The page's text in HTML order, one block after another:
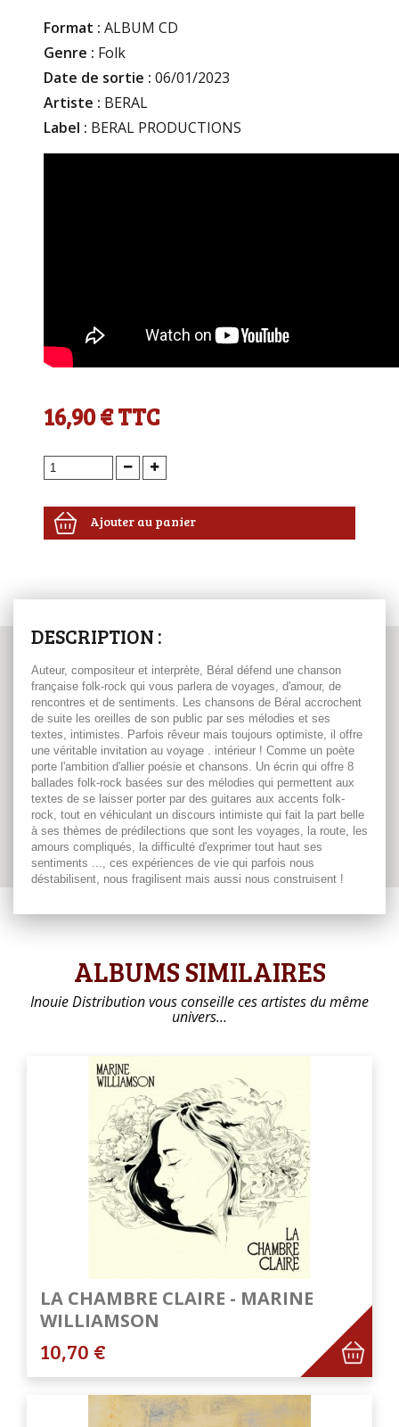
Format : ALBUM CD
Genre : Folk
Date de sortie : 06/01/2023
Artiste : BERAL
Label : BERAL PRODUCTIONS
16,90 €TTC
Ajouter au panier
DESCRIPTION :
Auteur, compositeur et interprète, Béral défend une chanson
française folk-rock qui vous parlera de voyages, d'amour, de
rencontres et de sentiments. Les chansons de Béral accrochent
de suite les oreilles de son public par ses mélodies et ses
textes, intimistes. Parfois rêveur mais toujours optimiste, il offre
une véritable invitation au voyage . intérieur ! Comme un poète
porte l'ambition d'allier poésie et chansons. Un écrin qui offre 8
ballades folk-rock basées sur des mélodies qui permettent aux
textes de se laisser porter par des guitares aux accents folk-
rock, tout en véhiculant un discours intimiste qui fait la part belle
à ses thèmes de prédilections que sont les voyages, la route, les
amours compliqués, la difficulté d'exprimer tout haut ses
sentiments ..., ces expériences de vie qui parfois nous
déstabilisent, nous fragilisent mais aussi nous construisent !
ALBUMS SIMILAIRES
Inouie Distribution vous conseille ces artistes du même
univers…
LA CHAMBRE CLAIRE - MARINE
WILLIAMSON
10,70 €